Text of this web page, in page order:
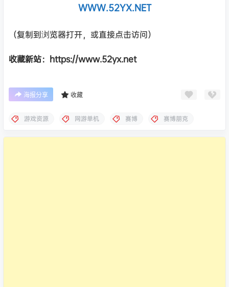
WWW.52YX.NET
（复制到浏览器打开，或直接点击访问）
收藏新站：https://www.52yx.net
海报分享 收藏
游戏资源 网游单机 赛博 赛博朋克